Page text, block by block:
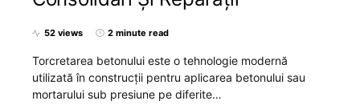
52 views 2 minute read
Torcretarea betonului este o tehnologie modernă
utilizată în construcții pentru aplicarea betonului sau
mortarului sub presiune pe diferite…